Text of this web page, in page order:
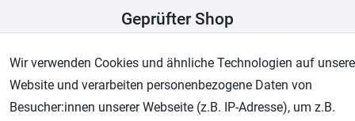
Geprüfter Shop
Wir verwenden Cookies und ähnliche Technologien auf
Website und verarbeiten personenbezogene Daten von
Besucher:innen unserer Webseite (z.B. IP-Adresse), um z.B.